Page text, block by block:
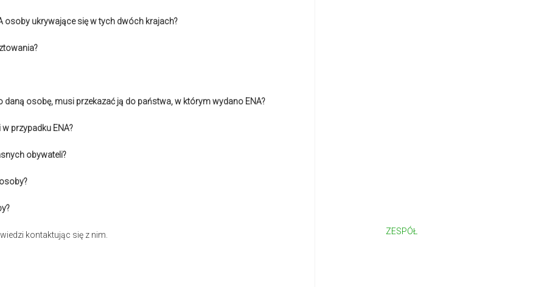
osoby ukrywające się w tych dwóch krajach?
osobę, musi przekazać ją do państwa, w którym wydano ENA?
przypadku ENA?
obywateli?
kontaktując się z nim. ZESPÓŁ